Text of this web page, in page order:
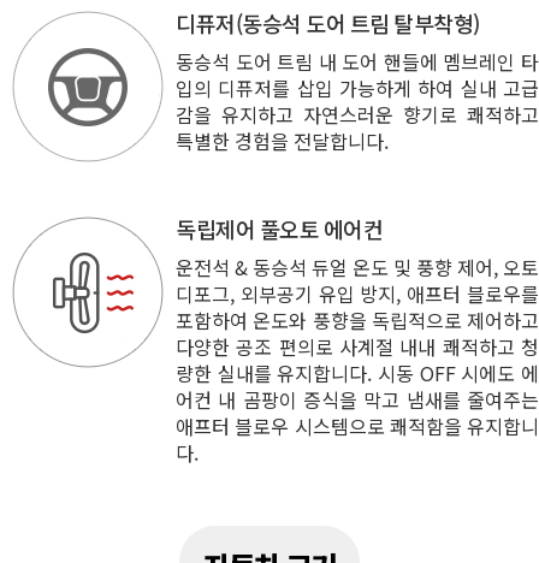
디퓨저(동승석 도어 트림 탈부착형)
동승석 도어 트림 내 도어 핸들에 멤브레인 타
입의 디퓨저를 삽입 가능하게 하여 실내 고급
감을 유지하고 자연스러운 향기로 쾌적하고
특별한 경험을 전달합니다.
독립제어 풀오토 에어컨
운전석 & 동승석 듀얼 온도 및 풍향 제어, 오토
디포그, 외부공기 유입 방지, 애프터 블로우를
포함하여 온도와 풍향을 독립적으로 제어하고
다양한 공조 편의로 사계절 내내 쾌적하고 청
량한 실내를 유지합니다. 시동 OFF 시에도 에
어컨 내 곰팡이 증식을 막고 냄새를 줄여주는
애프터 블로우 시스템으로 쾌적함을 유지합니
다.